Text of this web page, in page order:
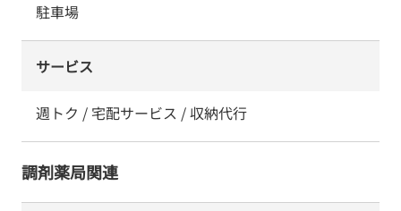
駐車場
サービス
週トク / 宅配サービス / 収納代行
調剤薬局関連